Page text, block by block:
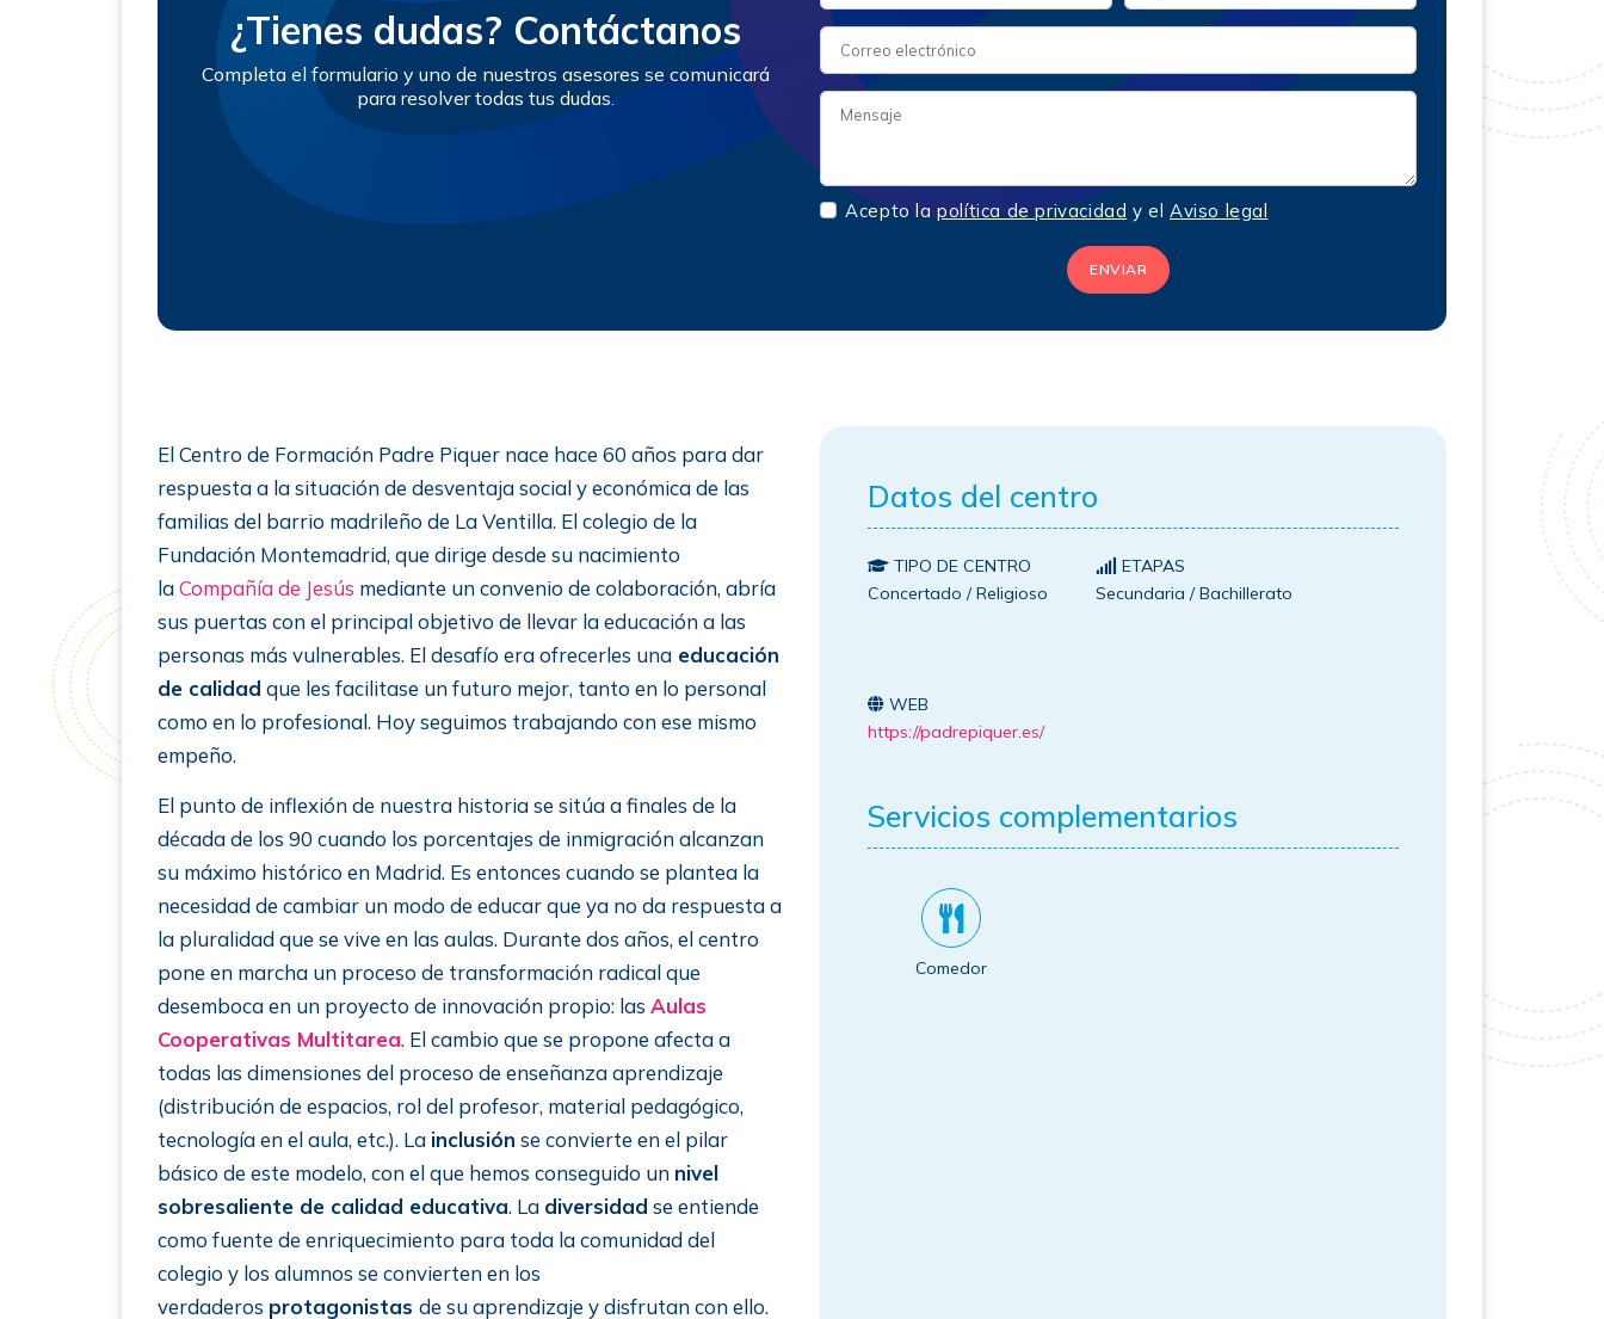
¿Tienes dudas? Contáctanos
Completa el formulario y uno de nuestros asesores se comunicará
para resolver todas tus dudas.
Acepto lapolítica de privacidad y el Aviso legal
ENVIAR
El Centro de Formación Padre Piquer nace hace 60 años para dar
respuesta a la situación de desventaja social y económica de las
familias del barrio madrileño de La Ventilla. El colegio de la
Fundación Montemadrid, que dirige desde su nacimiento
laCompañía de Jesús mediante un convenio de colaboración, abría
sus puertas con el principal objetivo de llevar la educación a las
personas más vulnerables. El desafío era ofrecerles una educación
de calidad que les facilitase un futuro mejor, tanto en lo personal
como en lo profesional. Hoy seguimos trabajando con ese mismo
empeño.
El punto de inflexión de nuestra historia se sitúa a finales de la
década de los 90 cuando los porcentajes de inmigración alcanzan
su máximo histórico en Madrid. Es entonces cuando se plantea la
necesidad de cambiar un modo de educar que ya no da respuesta a
la pluralidad que se vive en las aulas. Durante dos años, el centro
pone en marcha un proceso de transformación radical que
desemboca en un proyecto de innovación propio: las Aulas
Cooperativas Multitarea. El cambio que se propone afecta a
todas las dimensiones del proceso de enseñanza aprendizaje
(distribución de espacios, rol del profesor, material pedagógico,
tecnología en el aula, etc.). La inclusión se convierte en el pilar
básico de este modelo, con el que hemos conseguido un nivel
sobresaliente de calidad educativa. La diversidad se entiende
como fuente de enriquecimiento para toda la comunidad del
colegio y los alumnos se convierten en los
verdaderos protagonistas de su aprendizaje y disfrutan con ello.
Datos del centro
TIPO DE CENTRO
Concertado / Religioso
ETAPAS
Secundaria / Bachillerato
WEB
https://padrepiquer.es/
Servicios complementarios
Comedor